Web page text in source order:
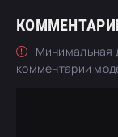
Минимальная
комментарии